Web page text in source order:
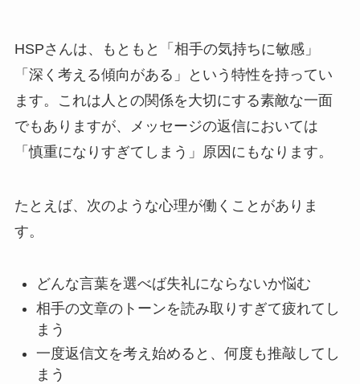
HSPさんは、もともと「相手の気持ちに敏感」
「深く考える傾向がある」という特性を持ってい
ます。これは人との関係を大切にする素敵な一面
でもありますが、メッセージの返信においては
「慎重になりすぎてしまう」原因にもなります。
たとえば、次のような心理が働くことがありま
す。
どんな言葉を選べば失礼にならないか悩む
相手の文章のトーンを読み取りすぎて疲れてし
まう
一度返信文を考え始めると、何度も推敲してし
まう